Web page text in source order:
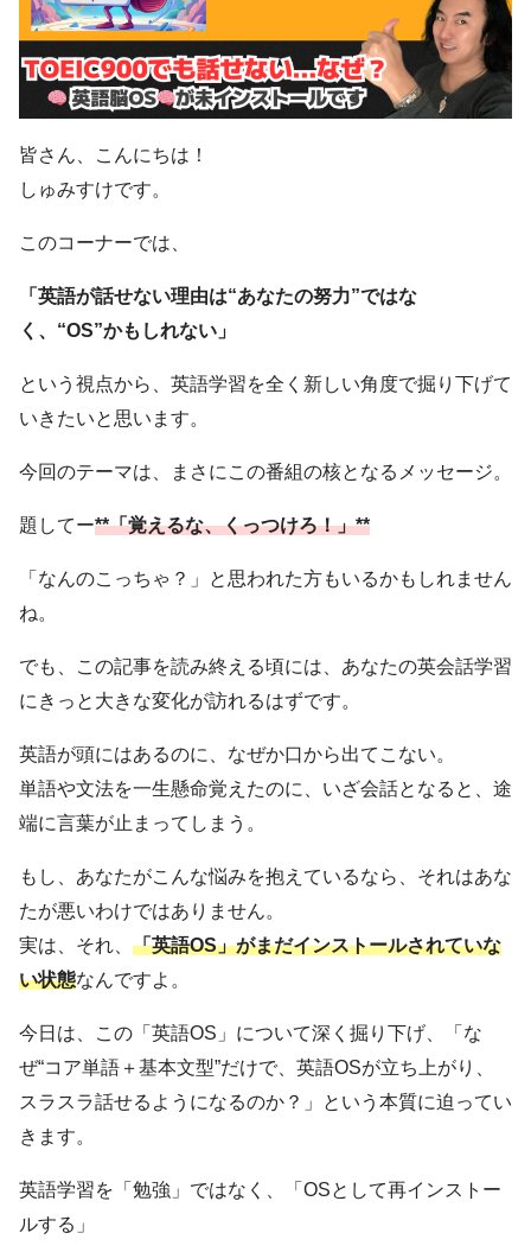
皆さん、こんにちは！
しゅみすけです。
このコーナーでは、
「英語が話せない理由は“あなたの努力”ではな
く、“OS”かもしれない」
という視点から、英語学習を全く新しい角度で掘り下げて
いきたいと思います。
今回のテーマは、まさにこの番組の核となるメッセージ。
題してー**「覚えるな、くっつけろ！」**
「なんのこっちゃ？」と思われた方もいるかもしれません
ね。
でも、この記事を読み終える頃には、あなたの英会話学習
にきっと大きな変化が訪れるはずです。
英語が頭にはあるのに、なぜか口から出てこない。
単語や文法を一生懸命覚えたのに、いざ会話となると、途
端に言葉が止まってしまう。
もし、あなたがこんな悩みを抱えているなら、それはあな
たが悪いわけではありません。
実は、それ、 「英語OS」がまだインストールされていな
い状態なんですよ。
今日は、この「英語OS」について深く掘り下げ、「な
ぜ“コア単語＋基本文型”だけで、英語OSが立ち上がり、
スラスラ話せるようになるのか？」という本質に迫ってい
きます。
英語学習を「勉強」ではなく、「OSとして再インストー
ルする」